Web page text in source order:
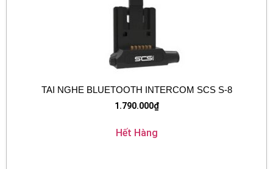
TAI NGHE BLUETOOTH INTERCOM SCS S-8
1.790.000₫
Hết Hàng